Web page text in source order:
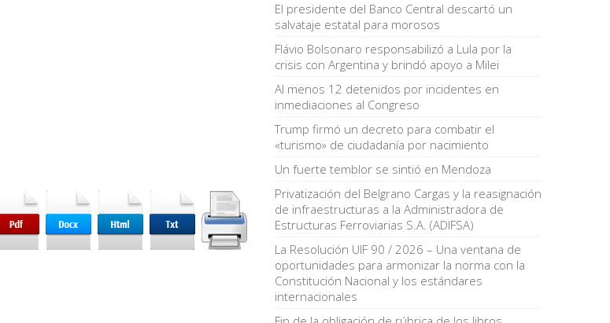
El presidente del Banco Central descartó un
salvataje estatal para morosos
Flávio Bolsonaro responsabilizó a Lula por la
crisis con Argentina y brindó apoyo a Milei
Al menos 12 detenidos por incidentes en
inmediaciones al Congreso
Trump firmó un decreto para combatir el
«turismo» de ciudadanía por nacimiento
Un fuerte temblor se sintió en Mendoza
Privatización del Belgrano Cargas y la reasignación
de infraestructuras a la Administradora de
Estructuras Ferroviarias S.A. (ADIFSA)
La Resolución UIF 90 / 2026 – Una ventana de
oportunidades para armonizar la norma con la
Constitución Nacional y los estándares
internacionales